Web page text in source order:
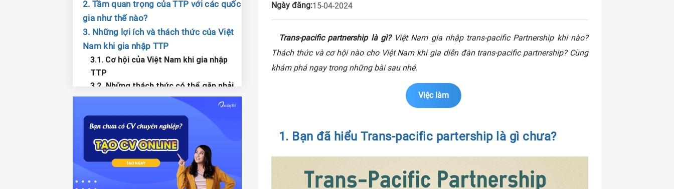
Ngày đăng:15-04-2024
Trans-pacific partnership là gì?Việt Nam gia nhập trans-pacific Partnership khi nào?
Thách thức và cơ hội nào cho Việt Nam khi gia diễn đàn trans-pacific partnership? Cùng
khám phá ngay trong những bài sau nhé.
Việc làm
2. Tầm quan trọng của TTP với các quốc
gia như thế nào?
3. Những lợi ích và thách thức của Việt
Nam khi gia nhập TTP
3.1. Cơ hội của Việt Nam khi gia nhập
TTP
3.2. Những thách thức có thể gặp phải
1. Bạn đã hiểu Trans-pacific partership là gì chưa?